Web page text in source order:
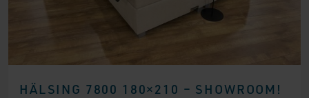
HÄLSING 7800 180×210 – SHOWROOM!